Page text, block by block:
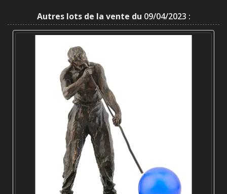
Autres lots de la vente du 09/04/2023 :